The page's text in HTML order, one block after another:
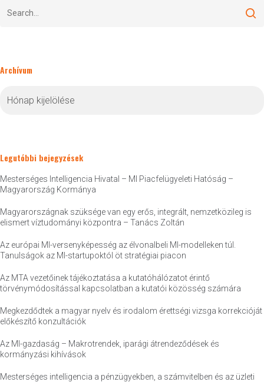
Archívum
Legutóbbi bejegyzések
Mesterséges Intelligencia Hivatal – MI Piacfelügyeleti Hatóság –
Magyarország Kormánya
Magyarországnak szüksége van egy erős, integrált, nemzetközileg is
elismert víztudományi központra – Tanács Zoltán
Az európai MI-versenyképesség az élvonalbeli MI-modelleken túl.
Tanulságok az MI-startupoktól öt stratégiai piacon
Az MTA vezetőinek tájékoztatása a kutatóhálózatot érintő
törvénymódosítással kapcsolatban a kutatói közösség számára
Megkezdődtek a magyar nyelv és irodalom érettségi vizsga korrekcióját
előkészítő konzultációk
Az MI-gazdaság – Makrotrendek, iparági átrendeződések és
kormányzási kihívások
Mesterséges intelligencia a pénzügyekben, a számvitelben és az üzleti